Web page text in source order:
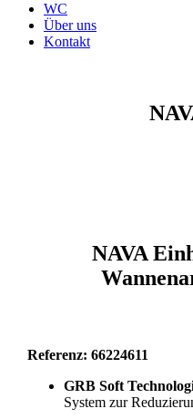
WC
Über uns
Kontakt
NAVA
Referenz: 66224611
GRB Soft
System zur